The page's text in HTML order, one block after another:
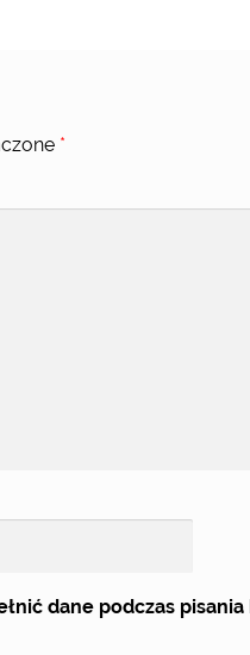
*
dane podczas